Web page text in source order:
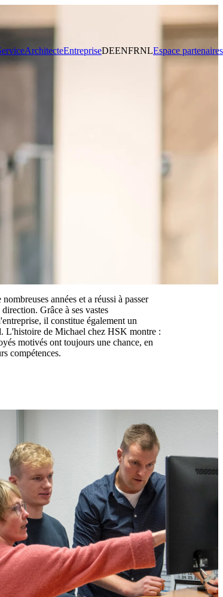
ArchitecteEntrepriseDEENFRNLEspace partenaires
années et a réussi à passer
Grâce à ses vastes
il constitue également un
L'histoire de Michael chez HSK montre :
motivés ont toujours une chance, en
compétences.